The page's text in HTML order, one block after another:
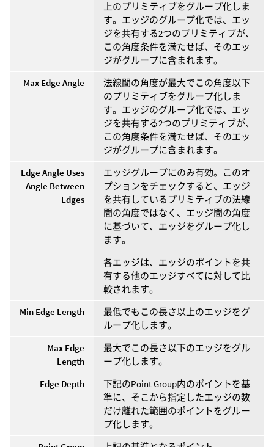
上のプリミティブをグループ化しま
す。エッジのグループ化では、エッ
ジを共有する2つのプリミティブが、
この角度条件を満たせば、そのエッ
ジがグループに含まれます。
Max Edge Angle
法線間の角度が最大でこの角度以下
のプリミティブをグループ化しま
す。エッジのグループ化では、エッ
ジを共有する2つのプリミティブが、
この角度条件を満たせば、そのエッ
ジがグループに含まれます。
Edge Angle Uses
Angle Between
Edges
エッジグループにのみ有効。このオ
プションをチェックすると、エッジ
を共有しているプリミティブの法線
間の角度ではなく、エッジ間の角度
に基づいて、エッジをグループ化し
ます。
各エッジは、エッジのポイントを共
有する他のエッジすべてに対して比
較されます。
Min Edge Length
最低でもこの長さ以上のエッジをグ
ループ化します。
Max Edge
Length
最大でこの長さ以下のエッジをグル
ープ化します。
Edge Depth
下記のPoint Group内のポイントを基
準に、そこから指定したエッジの数
だけ離れた範囲のポイントをグルー
プ化します。